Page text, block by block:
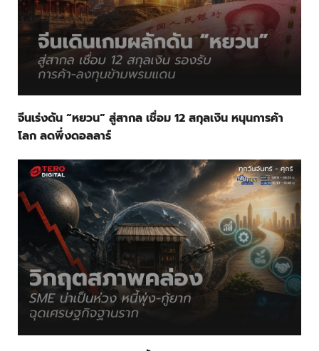
จีนเร่งดัน “หยวน” สู่สากล เชื่อม 12 สกุลเงิน หนุนการค้า
โลก ลดพึ่งดอลลาร์